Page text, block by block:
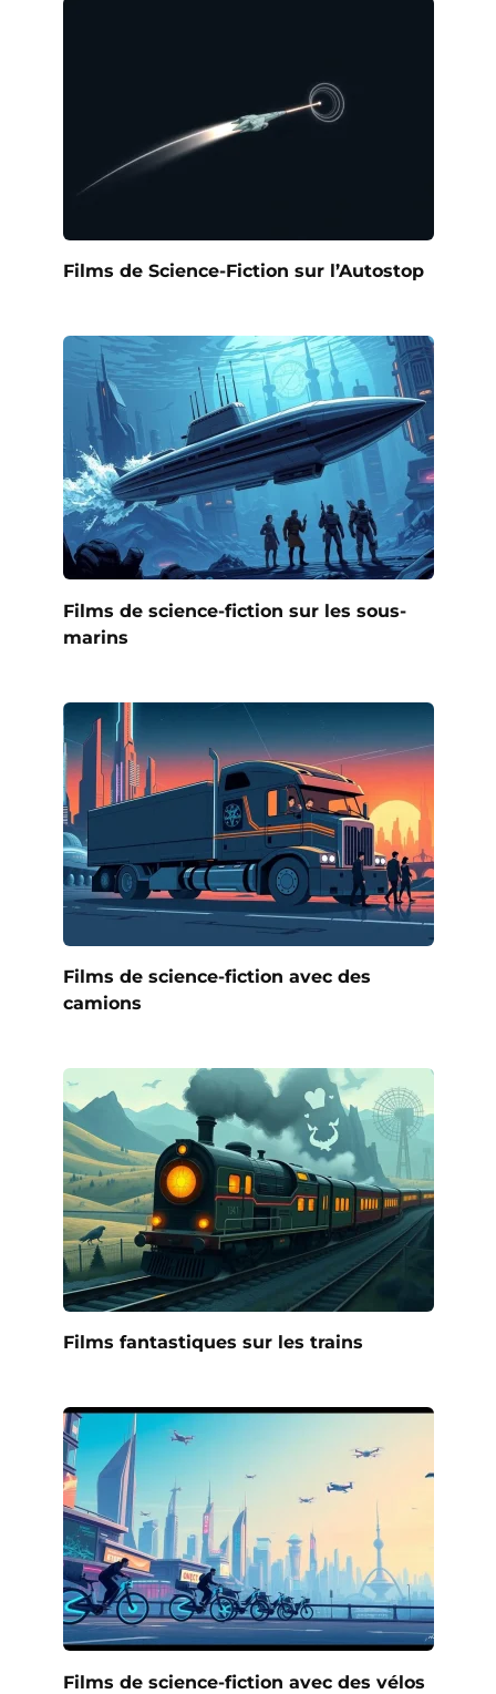
Films de Science-Fiction sur l’Autostop
Films de science-fiction sur les sous-
marins
Films de science-fiction avec des
camions
Films fantastiques sur les trains
Films de science-fiction avec des vélos